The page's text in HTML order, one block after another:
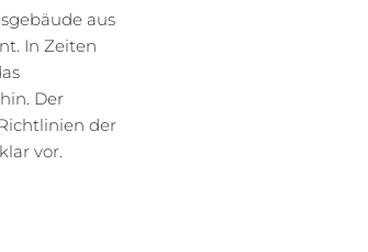
aus
In Zeiten
Der
der
vor.